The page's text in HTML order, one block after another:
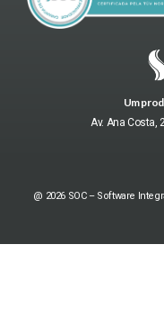
Um
Av. Ana Costa,
@ 2026 SOC – Software